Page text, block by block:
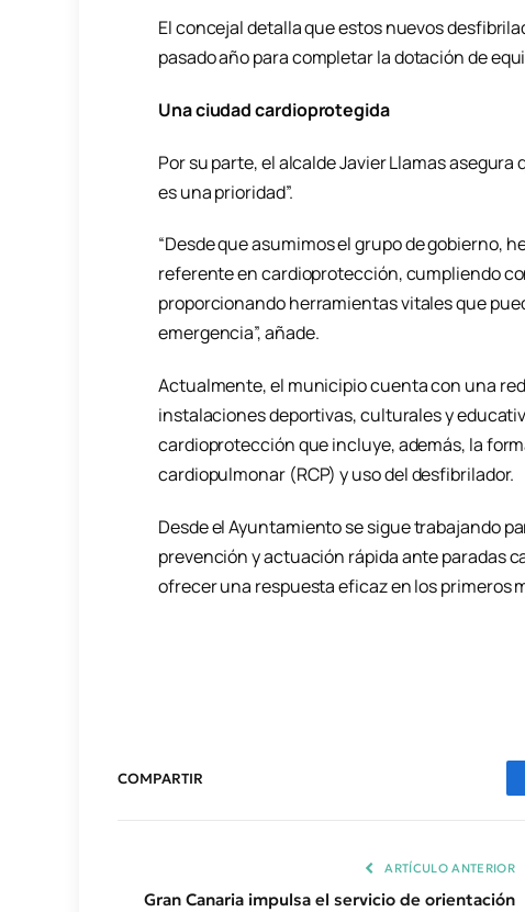
El concejal detalla que estos nuevos
pasado año para completar la dotación de
Una ciudad cardioprotegida
Por su parte, el alcalde Javier Llamas
es una prioridad”.
“Desde que asumimos el grupo de gobierno,
referente en cardioprotección, cumpliendo
proporcionando herramientas vitales que
emergencia”, añade.
Actualmente, el municipio cuenta con una
instalaciones deportivas, culturales y
cardioprotección que incluye, además, la
cardiopulmonar (RCP) y uso del desfibrilador.
Desde el Ayuntamiento se sigue trabajando
prevención y actuación rápida ante paradas
ofrecer una respuesta eficaz en los primeros
COMPARTIR
ARTÍCULO ANTERIOR
Gran Canaria impulsa el servicio de orientación